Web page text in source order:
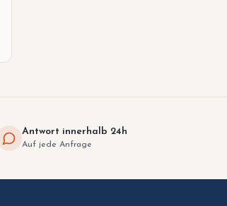
Antwort innerhalb 24h
Auf jede Anfrage